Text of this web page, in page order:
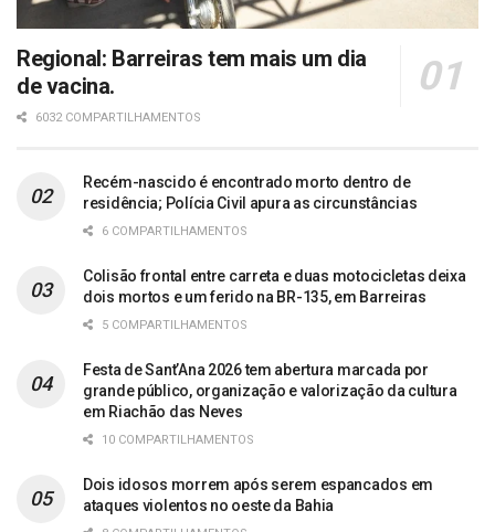
Regional: Barreiras tem mais um dia
de vacina.
6032 COMPARTILHAMENTOS
Recém-nascido é encontrado morto dentro de
residência; Polícia Civil apura as circunstâncias
6 COMPARTILHAMENTOS
Colisão frontal entre carreta e duas motocicletas deixa
dois mortos e um ferido na BR-135, em Barreiras
5 COMPARTILHAMENTOS
Festa de Sant’Ana 2026 tem abertura marcada por
grande público, organização e valorização da cultura
em Riachão das Neves
10 COMPARTILHAMENTOS
Dois idosos morrem após serem espancados em
ataques violentos no oeste da Bahia